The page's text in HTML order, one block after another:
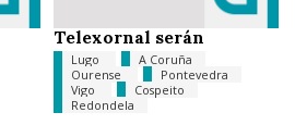
Telexornal serán
Lugo
A Coruña
Ourense
Pontevedra
Vigo
Cospeito
Redondela